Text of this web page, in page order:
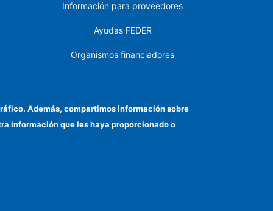
Información para proveedores
Ayudas FEDER
Organismos financiadores
Cómo llegar
Además, compartimos información sobre
información que les haya proporcionado o